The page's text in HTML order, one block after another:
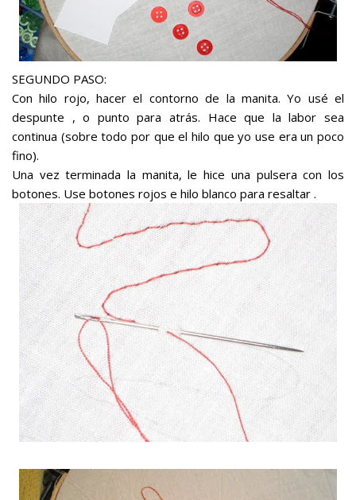
SEGUNDO PASO:
Con hilo rojo, hacer el contorno de la manita. Yo usé el
despunte , o punto para atrás. Hace que la labor sea
continua (sobre todo por que el hilo que yo use era un poco
fino).
Una vez terminada la manita, le hice una pulsera con los
botones. Use botones rojos e hilo blanco para resaltar .